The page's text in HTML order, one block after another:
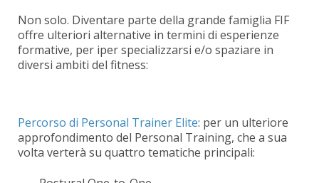
Non solo. Diventare parte della grande famiglia FIF
offre ulteriori alternative in termini di esperienze
formative, per iper specializzarsi e/o spaziare in
diversi ambiti del fitness:
Percorso di Personal Trainer Elite: per un ulteriore
approfondimento del Personal Training, che a sua
volta verterà su quattro tematiche principali: